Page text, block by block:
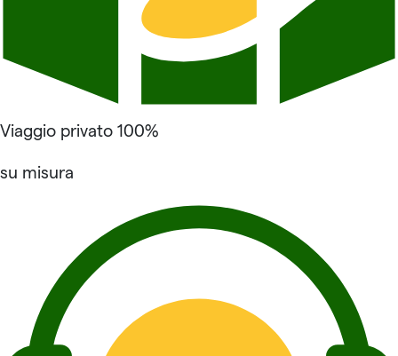
Viaggio privato 100%
su misura